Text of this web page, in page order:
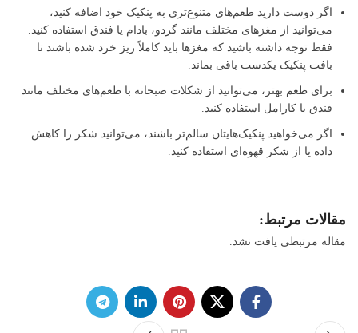
اگر دوست دارید طعم‌های متنوع‌تری به پنکیک خود اضافه کنید،
می‌توانید از مغزهای مختلف مانند گردو، بادام یا فندق استفاده کنید.
فقط توجه داشته باشید که مغزها باید کاملاً ریز خرد شده باشند تا
بافت پنکیک یکدست باقی بماند.
برای طعم بهتر، می‌توانید از شکلات صبحانه با طعم‌های مختلف مانند
فندق یا کارامل استفاده کنید.
اگر می‌خواهید پنکیک‌هایتان سالم‌تر باشند، می‌توانید شکر را کاهش
داده یا از شکر قهوه‌ای استفاده کنید.
مقالات مرتبط:
مقاله مرتبطی یافت نشد.